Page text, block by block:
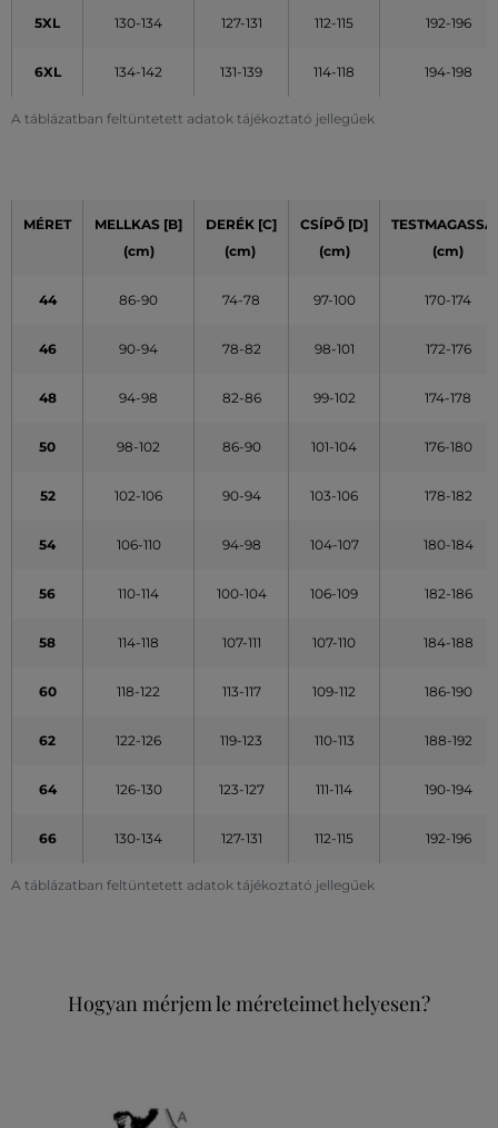
A táblázatban feltüntetett adatok tájékoztató jellegűek
5XL 130-134 127-131 112-115 192-196
6XL 134-142 131-139 114-118 194-198
A táblázatban feltüntetett adatok tájékoztató jellegűek
MÉRET
MELLKAS [B]
(cm)
DERÉK [C]
(cm)
CSÍPŐ [D]
(cm)
(cm)
44 86-90 74-78 97-100 170-174
46 90-94 78-82 98-101 172-176
48 94-98 82-86 99-102 174-178
50 98-102 86-90 101-104 176-180
52 102-106 90-94 103-106 178-182
54 106-110 94-98 104-107 180-184
56 110-114 100-104 106-109 182-186
58 114-118 107-111 107-110 184-188
60 118-122 113-117 109-112 186-190
62 122-126 119-123 110-113 188-192
64 126-130 123-127 111-114 190-194
66 130-134 127-131 112-115 192-196
Hogyan mérjem le méreteimet helyesen?